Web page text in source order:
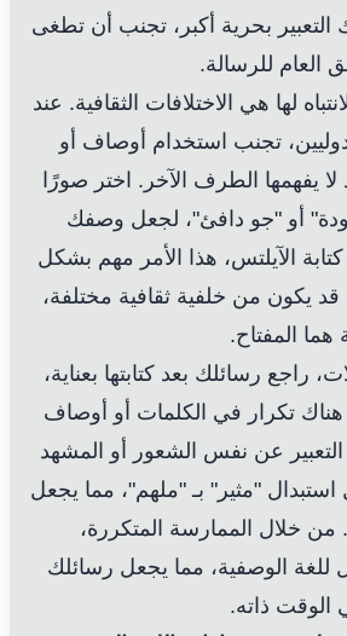
التعبير بحرية أكبر، تجنب أن تطغى
العام للرسالة.
لها هي الاختلافات الثقافية. عند
تجنب استخدام أوصاف أو
لا يفهمها الطرف الآخر. اختر صورًا
أو "جو دافئ"، لجعل وصفك
الآيلتس، هذا الأمر مهم بشكل
يكون من خلفية ثقافية مختلفة،
المفتاح.
راجع رسائلك بعد كتابتها بعناية،
تكرار في الكلمات أو أوصاف
عن نفس الشعور أو المشهد
"مثير" بـ "ملهم"، مما يجعل
من خلال الممارسة المتكررة،
للغة الوصفية، مما يجعل رسائلك
ذاته.